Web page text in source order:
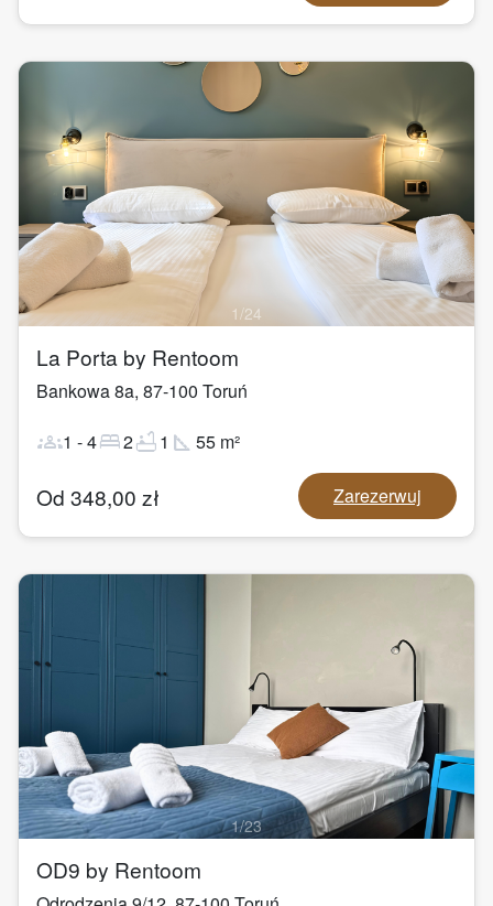
1/24
La Porta by Rentoom
Bankowa 8a, 87-100 Toruń
groups1 -4bed2bathtub1 square_foot 55 m²
Od 348,00 zł Zarezerwuj
1/23
OD9 by Rentoom